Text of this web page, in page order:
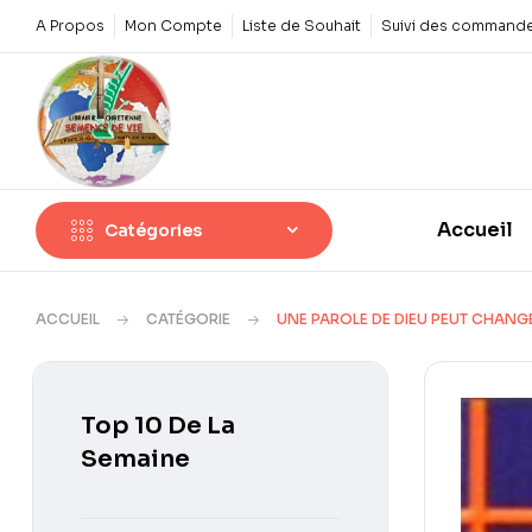
A Propos Mon Compte Liste de Souhait Suivi des
Catégories Accueil
ACCUEIL CATÉGORIE UNE PAROLE DE DIEU PEUT
Top 10 De La
Semaine